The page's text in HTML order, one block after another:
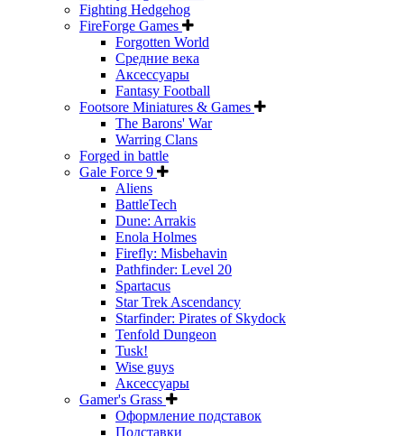
Fighting Hedgehog
FireForge Games
Forgotten World
Средние века
Аксессуары
Fantasy Football
Footsore Miniatures & Games
The Barons' War
Warring Clans
Forged in battle
Gale Force 9
Aliens
BattleTech
Dune: Arrakis
Enola Holmes
Firefly: Misbehavin
Pathfinder: Level 20
Spartacus
Star Trek Ascendancy
Starfinder: Pirates of Skydock
Tenfold Dungeon
Tusk!
Wise guys
Аксессуары
Gamer's Grass
Оформление подставок
Подставки